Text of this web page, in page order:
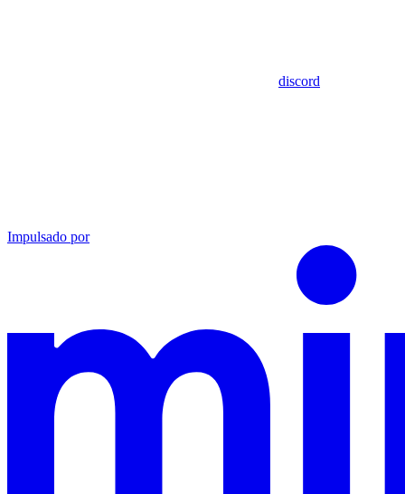
discord
Impulsado por